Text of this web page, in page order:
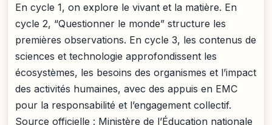
En cycle 1, on explore le vivant et la matière. En
cycle 2, “Questionner le monde” structure les
premières observations. En cycle 3, les contenus de
sciences et technologie approfondissent les
écosystèmes, les besoins des organismes et l’impact
des activités humaines, avec des appuis en EMC
pour la responsabilité et l’engagement collectif.
Source officielle : Ministère de l’Éducation nationale